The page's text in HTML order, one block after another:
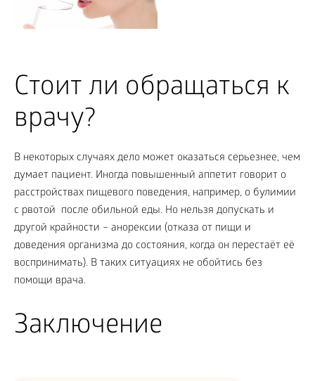
Стоит ли обращаться к
врачу?
В некоторых случаях дело может оказаться серьезнее, чем
думает пациент. Иногда повышенный аппетит говорит о
расстройствах пищевого поведения, например, о булимии
с рвотой после обильной еды. Но нельзя допускать и
другой крайности – анорексии (отказа от пищи и
доведения организма до состояния, когда он перестаёт её
воспринимать). В таких ситуациях не обойтись без
помощи врача.
Заключение